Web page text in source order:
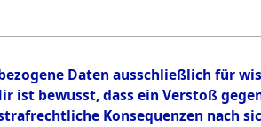
Daten ausschließlich für
bewusst, dass ein Verstoß
Konsequenzen nach